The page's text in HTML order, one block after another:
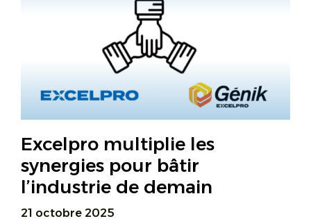
Excelpro multiplie les
synergies pour bâtir
l’industrie de demain
21 octobre 2025